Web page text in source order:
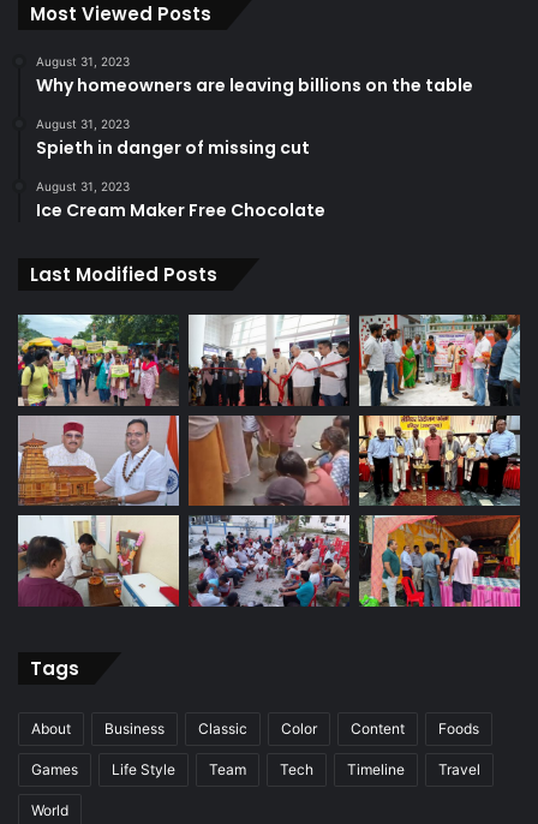
Most Viewed Posts
August 31, 2023
Why homeowners are leaving billions on the table
August 31, 2023
Spieth in danger of missing cut
August 31, 2023
Ice Cream Maker Free Chocolate
Last Modified Posts
Tags
About Business Classic Color Content Foods
Games Life Style Team Tech Timeline Travel
World